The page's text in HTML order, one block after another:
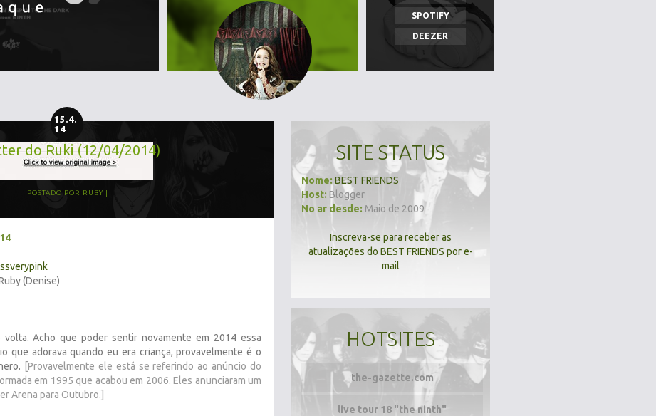
SPOTIFY
DEEZER
15.4.
14
do Ruki (12/04/2014)
POSTADO POR RUBY
(Denise)
Acho que poder sentir novamente em 2014 essa
que adorava quando eu era criança, provavelmente é o
[Provavelmente ele está se referindo ao anúncio do
em 1995 que acabou em 2006. Eles anunciaram um
Arena para Outubro.]
SITE STATUS
Nome: BEST FRIENDS
Host: Blogger
No ar desde: Maio de 2009
Inscreva-se para receber as
atualizações do BEST FRIENDS por e-
mail
HOTSITES
the-gazette.com
live tour 18 "the ninth"